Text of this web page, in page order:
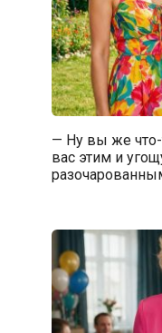
— Ну вы же что-
вас этим и